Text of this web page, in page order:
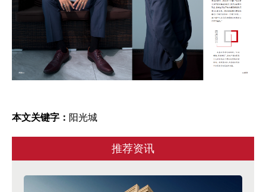
本文关键字： 阳光城
推荐资讯